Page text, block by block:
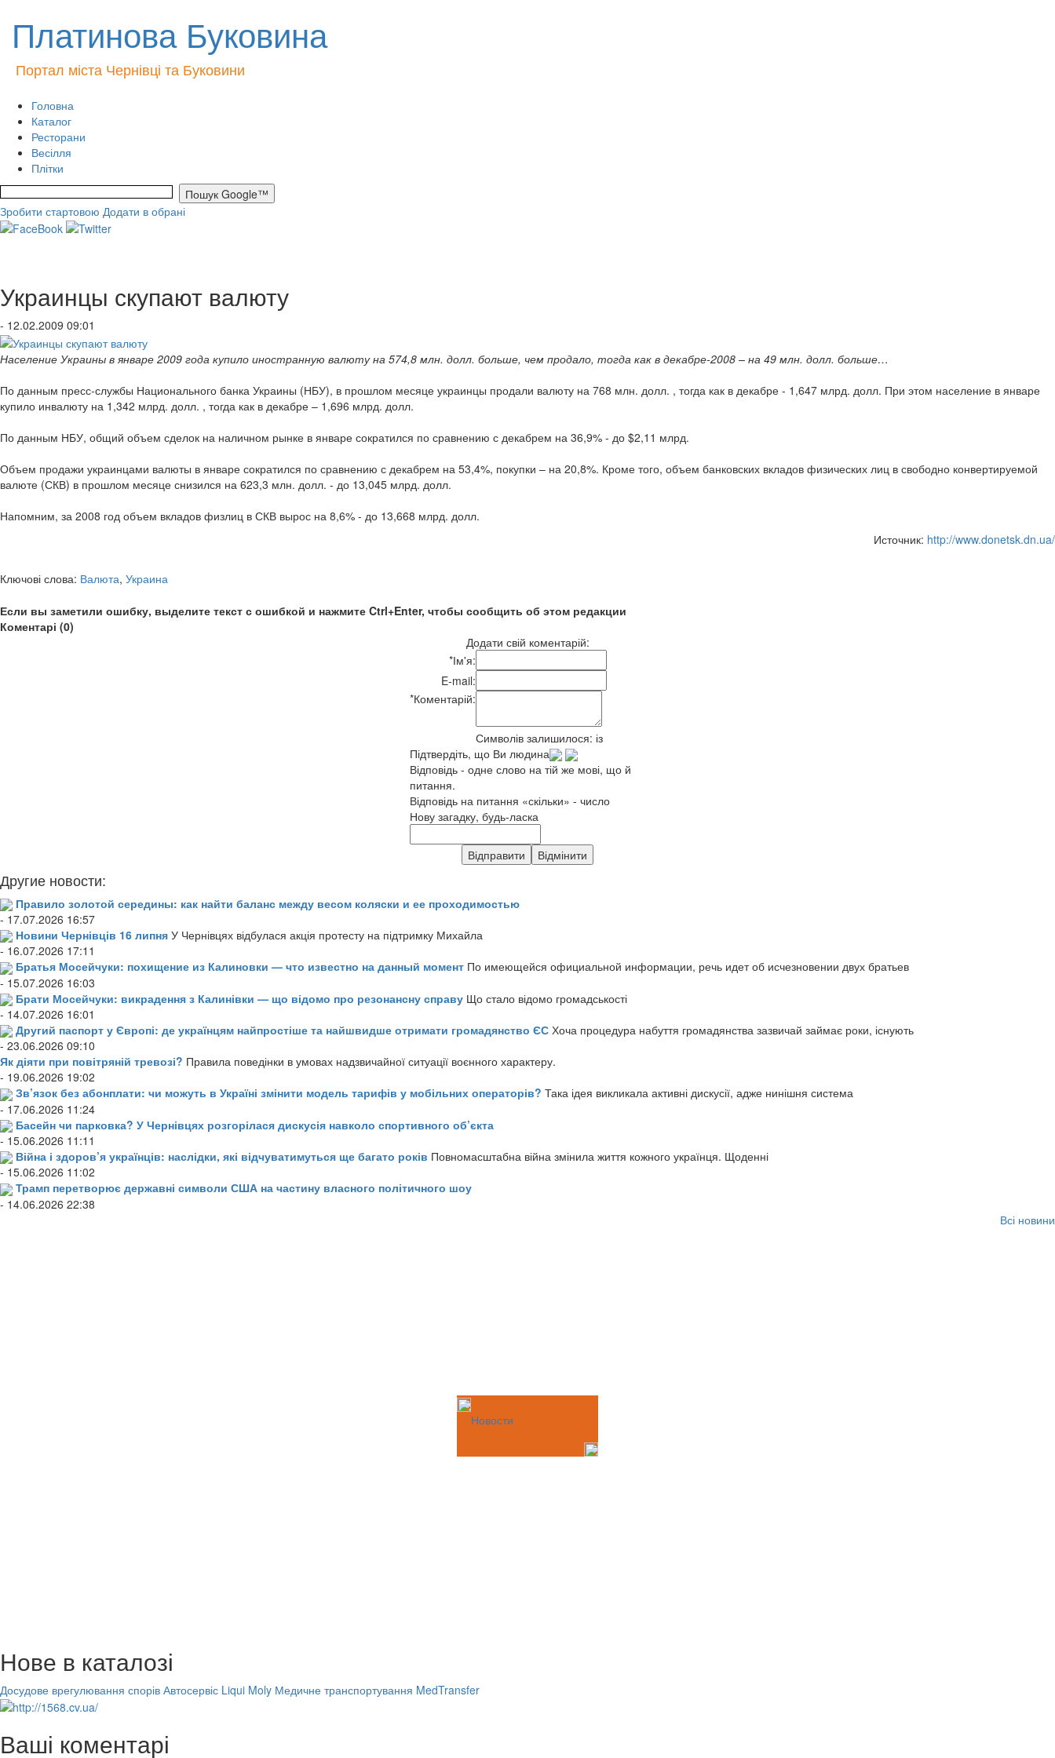
Платинова Буковина
Портал міста Чернівці та Буковини
Головна
Каталог
Ресторани
Весілля
Плітки
Зробити стартовою Додати в обрані
Украинцы скупают валюту
- 12.02.2009 09:01
Население Украины в январе 2009 года купило иностранную валюту на 574,8 млн. долл. больше, чем продало, тогда как в декабре-2008 – на 49 млн. долл. больше…
По данным пресс-службы Национального банка Украины (НБУ), в прошлом месяце украинцы продали валюту на 768 млн. долл. , тогда как в декабре - 1,647 млрд. долл. При этом население в январе
купило инвалюту на 1,342 млрд. долл. , тогда как в декабре – 1,696 млрд. долл.
По данным НБУ, общий объем сделок на наличном рынке в январе сократился по сравнению с декабрем на 36,9% - до $2,11 млрд.
Объем продажи украинцами валюты в январе сократился по сравнению с декабрем на 53,4%, покупки – на 20,8%. Кроме того, объем банковских вкладов физических лиц в свободно конвертируемой
валюте (СКВ) в прошлом месяце снизился на 623,3 млн. долл. - до 13,045 млрд. долл.
Напомним, за 2008 год объем вкладов физлиц в СКВ вырос на 8,6% - до 13,668 млрд. долл.
Источник: http://www.donetsk.dn.ua/
Ключові слова: Валюта, Украина
Если вы заметили ошибку, выделите текст с ошибкой и нажмите Ctrl+Enter, чтобы сообщить об этом редакции
Коментарі (0)
Додати свій коментарій:
*Ім'я:
E-mail:
*Коментарій:
Символів залишилося: із
Підтвердіть, що Ви людина
Відповідь - одне слово на тій же мові, що й
питання.
Відповідь на питання «скільки» - число
Нову загадку, будь-ласка
Другие новости:
Правило золотой середины: как найти баланс между весом коляски и ее проходимостью
- 17.07.2026 16:57
Новини Чернівців 16 липня У Чернівцях відбулася акція протесту на підтримку Михайла
- 16.07.2026 17:11
Братья Мосейчуки: похищение из Калиновки — что известно на данный момент По имеющейся официальной информации, речь идет об исчезновении двух братьев
- 15.07.2026 16:03
Брати Мосейчуки: викрадення з Калинівки — що відомо про резонансну справу Що стало відомо громадськості
- 14.07.2026 16:01
Другий паспорт у Європі: де українцям найпростіше та найшвидше отримати громадянство ЄС Хоча процедура набуття громадянства зазвичай займає роки, існують
- 23.06.2026 09:10
Як діяти при повітряній тревозі? Правила поведінки в умовах надзвичайної ситуації воєнного характеру.
- 19.06.2026 19:02
Зв’язок без абонплати: чи можуть в Україні змінити модель тарифів у мобільних операторів? Така ідея викликала активні дискусії, адже нинішня система
- 17.06.2026 11:24
Басейн чи парковка? У Чернівцях розгорілася дискусія навколо спортивного об’єкта
- 15.06.2026 11:11
Війна і здоров’я українців: наслідки, які відчуватимуться ще багато років Повномасштабна війна змінила життя кожного українця. Щоденні
- 15.06.2026 11:02
Трамп перетворює державні символи США на частину власного політичного шоу
- 14.06.2026 22:38
Всі новини
Новости
Нове в каталозі
Досудове врегулювання спорів Автосервіс Liqui Moly Медичне транспортування MedTransfer
Ваші коментарі